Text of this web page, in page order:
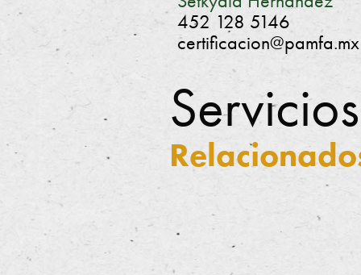
452 128 5146
certificacion@pamfa.mx
Servicios